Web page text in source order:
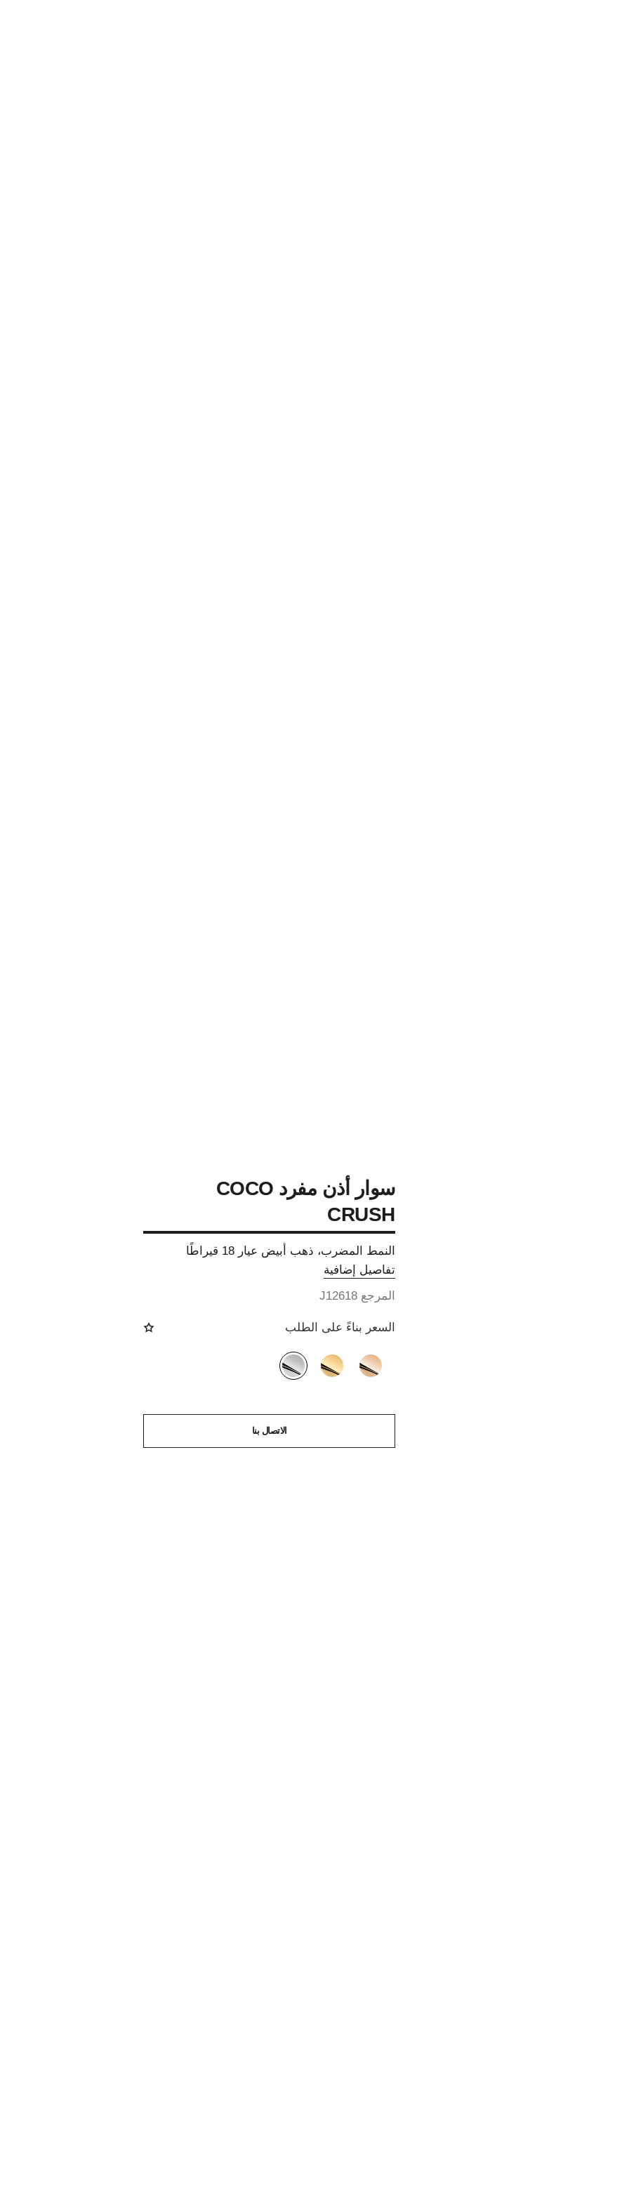
سوار أذن مفرد COCO
CRUSH
النمط المضرب، ذهب أبيض عيار 18 قيراطًا
تفاصيل إضافية
المرجع J12618
السعر بناءً على الطلب
الصيغة البديلة(3)
الاتصال بنا